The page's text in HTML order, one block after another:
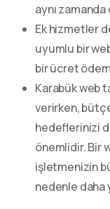
aynı
Ek hizmetler
uyumlu bir
bir ücret
Karabük web
verirken,
hedeflerinizi
önemlidir. Bir
işletmenizin
nedenle daha